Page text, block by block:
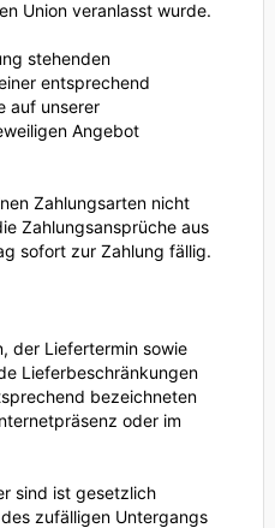
Union veranlasst wurde.
stehenden
entsprechend
auf unserer
Angebot
Zahlungsarten nicht
Zahlungsansprüche aus
sofort zur Zahlung fällig.
der Liefertermin sowie
Lieferbeschränkungen
bezeichneten
oder im
sind ist gesetzlich
zufälligen Untergangs